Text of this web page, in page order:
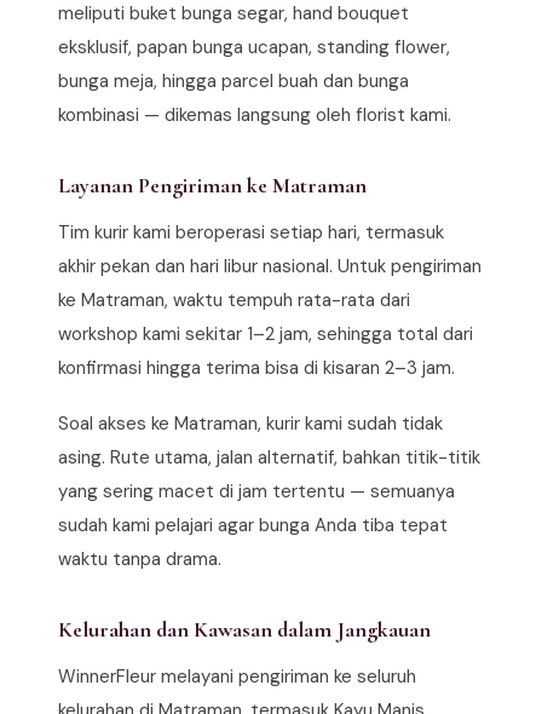
meliputi buket bunga segar, hand bouquet
eksklusif, papan bunga ucapan, standing flower,
bunga meja, hingga parcel buah dan bunga
kombinasi — dikemas langsung oleh florist kami.
Layanan Pengiriman ke Matraman
Tim kurir kami beroperasi setiap hari, termasuk
akhir pekan dan hari libur nasional. Untuk pengiriman
ke Matraman, waktu tempuh rata-rata dari
workshop kami sekitar 1–2 jam, sehingga total dari
konfirmasi hingga terima bisa di kisaran 2–3 jam.
Soal akses ke Matraman, kurir kami sudah tidak
asing. Rute utama, jalan alternatif, bahkan titik-titik
yang sering macet di jam tertentu — semuanya
sudah kami pelajari agar bunga Anda tiba tepat
waktu tanpa drama.
Kelurahan dan Kawasan dalam Jangkauan
WinnerFleur melayani pengiriman ke seluruh